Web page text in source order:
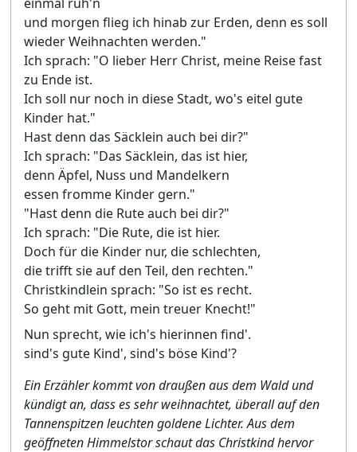
und morgen flieg ich hinab zur Erden, denn es soll
wieder Weihnachten werden."
Ich sprach: "O lieber Herr Christ, meine Reise fast
zu Ende ist.
Ich soll nur noch in diese Stadt, wo's eitel gute
Kinder hat."
Hast denn das Säcklein auch bei dir?"
Ich sprach: "Das Säcklein, das ist hier,
denn Äpfel, Nuss und Mandelkern
essen fromme Kinder gern."
"Hast denn die Rute auch bei dir?"
Ich sprach: "Die Rute, die ist hier.
Doch für die Kinder nur, die schlechten,
die trifft sie auf den Teil, den rechten."
Christkindlein sprach: "So ist es recht.
So geht mit Gott, mein treuer Knecht!"
Nun sprecht, wie ich's hierinnen find'.
sind's gute Kind', sind's böse Kind'?
Ein Erzähler kommt von draußen aus dem Wald und
kündigt an, dass es sehr weihnachtet, überall auf den
Tannenspitzen leuchten goldene Lichter. Aus dem
geöffneten Himmelstor schaut das Christkind hervor